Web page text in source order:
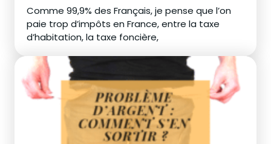
Comme 99,9% des Français, je pense que l’on
paie trop d’impôts en France, entre la taxe
d’habitation, la taxe foncière,